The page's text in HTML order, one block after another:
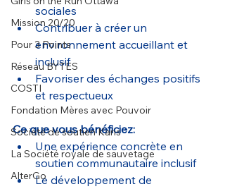
Mission 20/20
Pour 3 Points
Réseau BYTES
COSTI
Fondation Mères avec Pouvoir
Société de soutien Karis
La Société royale de sauvetage
AlterGo
sociales
Contribuer à créer un
environnement accueillant et
inclusif
Favoriser des échanges positifs
et respectueux
Ce que vous bénéficiez:
Une expérience concrète en
soutien communautaire inclusif
Le développement de